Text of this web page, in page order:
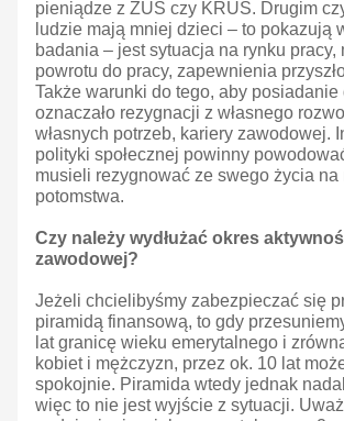
pieniądze z ZUS czy KRUS. Drugim
ludzie mają mniej dzieci – to pokazują
badania – jest sytuacja na rynku pracy,
powrotu do pracy, zapewnienia
Także warunki do tego, aby
oznaczało rezygnacji z własnego
własnych potrzeb, kariery zawodowej.
polityki społecznej powinny
musieli rezygnować ze swego życia na
potomstwa.
Czy należy wydłużać okres
zawodowej?
Jeżeli chcielibyśmy zabezpieczać się
piramidą finansową, to gdy
lat granicę wieku emerytalnego i
kobiet i mężczyzn, przez ok. 10 lat
spokojnie. Piramida wtedy jednak
więc to nie jest wyjście z sytuacji.